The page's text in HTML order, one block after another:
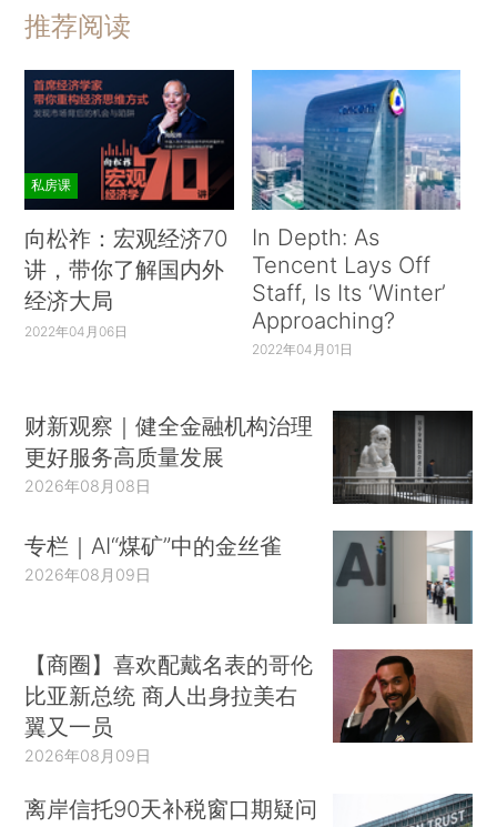
推荐阅读
私房课
向松祚：宏观经济70
讲，带你了解国内外
经济大局
2022年04月06日
In Depth: As
Tencent Lays Off
Staff, Is Its ‘Winter’
Approaching?
2022年04月01日
财新观察｜健全金融机构治理
更好服务高质量发展
2026年08月08日
专栏｜AI“煤矿”中的金丝雀
2026年08月09日
【商圈】喜欢配戴名表的哥伦
比亚新总统 商人出身拉美右
翼又一员
2026年08月09日
离岸信托90天补税窗口期疑问